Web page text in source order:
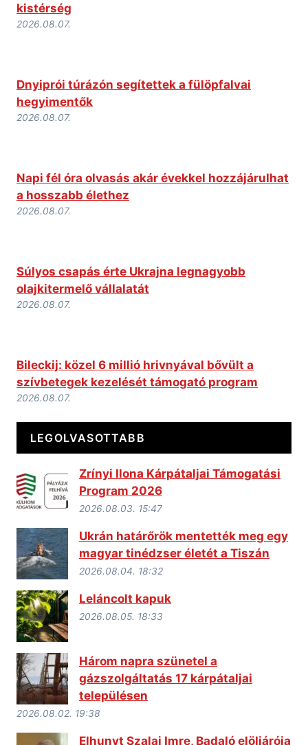
kistérség
2026.08.07.
Dnyiprói túrázón segítettek a fülöpfalvai
hegyimentők
2026.08.07.
Napi fél óra olvasás akár évekkel hozzájárulhat
a hosszabb élethez
2026.08.07.
Súlyos csapás érte Ukrajna legnagyobb
olajkitermelő vállalatát
2026.08.07.
Bileckij: közel 6 millió hrivnyával bővült a
szívbetegek kezelését támogató program
2026.08.07.
LEGOLVASOTTABB
Zrínyi Ilona Kárpátaljai Támogatási
Program 2026
2026.08.03. 15:47
Ukrán határőrök mentették meg egy
magyar tinédzser életét a Tiszán
2026.08.04. 18:32
Leláncolt kapuk
2026.08.05. 18:33
Három napra szünetel a
gázszolgáltatás 17 kárpátaljai
településen
2026.08.02. 19:38
Elhunyt Szalai Imre, Badaló elöljárója